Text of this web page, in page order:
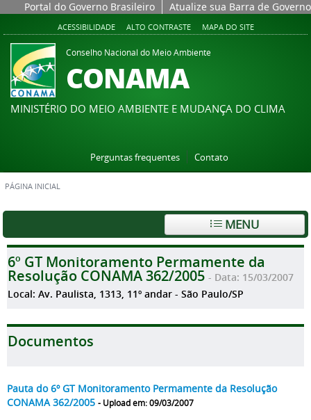
Portal do Governo Brasileiro Atualize sua Barra de Governo
ACESSIBILIDADE ALTO CONTRASTE MAPA DO SITE
Conselho Nacional do Meio Ambiente
CONAMA
MINISTÉRIO DO MEIO AMBIENTE E MUDANÇA DO CLIMA
Perguntas frequentes Contato
PÁGINA INICIAL
MENU
6º GT Monitoramento Permamente da
Resolução CONAMA 362/2005 - Data: 15/03/2007
Local: Av. Paulista, 1313, 11º andar - São Paulo/SP
Documentos
Pauta do 6º GT Monitoramento Permamente da Resolução
CONAMA 362/2005 - Upload em: 09/03/2007